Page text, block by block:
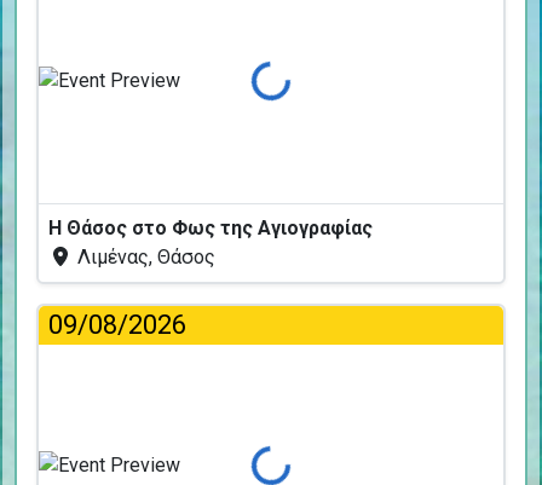
Φόρτωση...
Η Θάσος στο Φως της Αγιογραφίας
Λιμένας, Θάσος
09/08/2026
Φόρτωση...